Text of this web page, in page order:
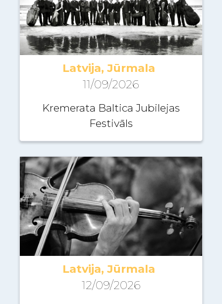
Latvija, Jūrmala
11/09/2026
Kremerata Baltica Jubilejas
Festivāls
Latvija, Jūrmala
12/09/2026